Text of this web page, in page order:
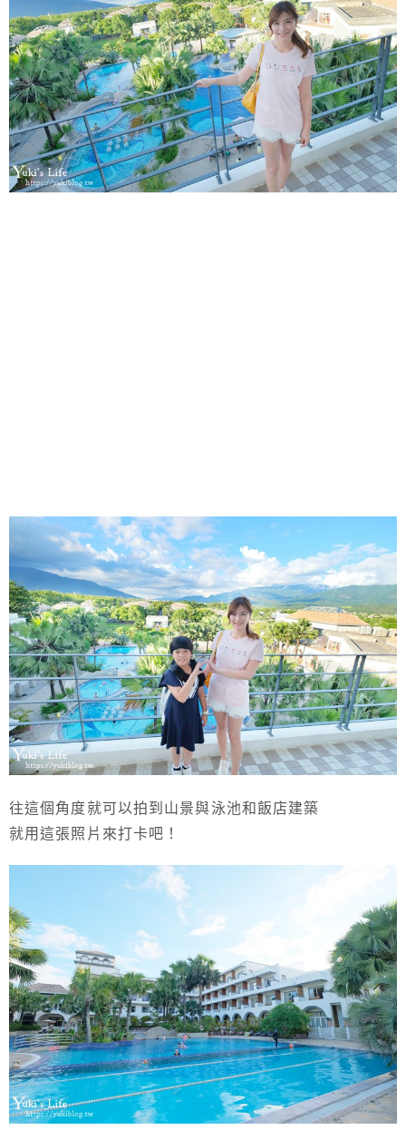
往這個角度就可以拍到山景與泳池和飯店建築
就用這張照片來打卡吧！